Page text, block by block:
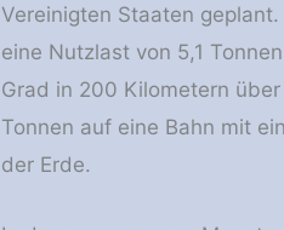
Vereinigten Staaten
eine Nutzlast von 5,1
Grad in 200 Kilometern
Tonnen auf eine Bahn mit
der Erde.